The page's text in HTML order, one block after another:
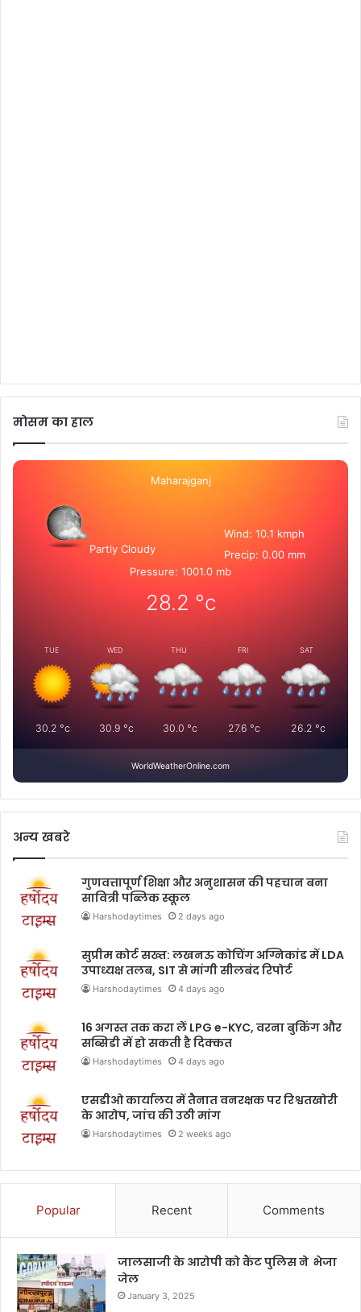
मोसम का हाल
Maharajganj
Partly Cloudy
Wind: 10.1 kmph
Precip: 0.00 mm
Pressure: 1001.0 mb
28.2 °c
TUE
30.2 °c
WED
30.9 °c
THU
30.0 °c
FRI
27.6 °c
SAT
26.2 °c
WorldWeatherOnline.com
अन्य खबरे
गुणवत्तापूर्ण शिक्षा और अनुशासन की पहचान बना
सावित्री पब्लिक स्कूल
Harshodaytimes 2 days ago
सुप्रीम कोर्ट सख्त: लखनऊ कोचिंग अग्निकांड में LDA
उपाध्यक्ष तलब, SIT से मांगी सीलबंद रिपोर्ट
Harshodaytimes 4 days ago
16 अगस्त तक करा लें LPG e-KYC, वरना बुकिंग और
सब्सिडी में हो सकती है दिक्कत
Harshodaytimes 4 days ago
एसडीओ कार्यालय में तैनात वनरक्षक पर रिश्वतखोरी
के आरोप, जांच की उठी मांग
Harshodaytimes 2 weeks ago
Popular Recent Comments
जालसाजी के आरोपी को कैंट पुलिस ने भेजा
जेल
January 3, 2025